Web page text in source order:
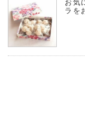
お気
ラを